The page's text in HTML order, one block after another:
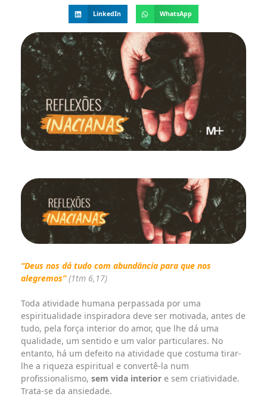
LinkedIn WhatsApp
“Deus nos dá tudo com abundância para que nos
alegremos” (1tm 6,17)
Toda atividade humana perpassada por uma
espiritualidade inspiradora deve ser motivada, antes de
tudo, pela força interior do amor, que lhe dá uma
qualidade, um sentido e um valor particulares. No
entanto, há um defeito na atividade que costuma tirar-
lhe a riqueza espiritual e convertê-la num
profissionalismo, sem vida interior e sem criatividade.
Trata-se da ansiedade.